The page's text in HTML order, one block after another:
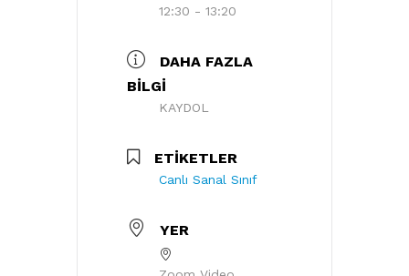
12:30 - 13:20
DAHA FAZLA
BILGI
KAYDOL
ETIKETLER
Canlı Sanal Sınıf
YER